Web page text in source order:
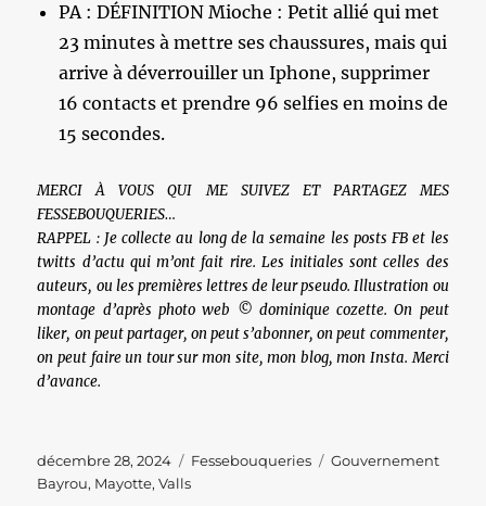
PA : DÉFINITION Mioche : Petit allié qui met
23 minutes à mettre ses chaussures, mais qui
arrive à déverrouiller un Iphone, supprimer
16 contacts et prendre 96 selfies en moins de
15 secondes.
MERCI À VOUS QUI ME SUIVEZ ET PARTAGEZ MES
FESSEBOUQUERIES…
RAPPEL : Je collecte au long de la semaine les posts FB et les
twitts d’actu qui m’ont fait rire. Les initiales sont celles des
auteurs, ou les premières lettres de leur pseudo. Illustration ou
montage d’après photo web © dominique cozette. On peut
liker, on peut partager, on peut s’abonner, on peut commenter,
on peut faire un tour sur mon site, mon blog, mon Insta. Merci
d’avance.
Publié
le
décembre 28, 2024 Catégories
Fessebouqueries Étiquettes
Gouvernement
Bayrou, Mayotte,Valls